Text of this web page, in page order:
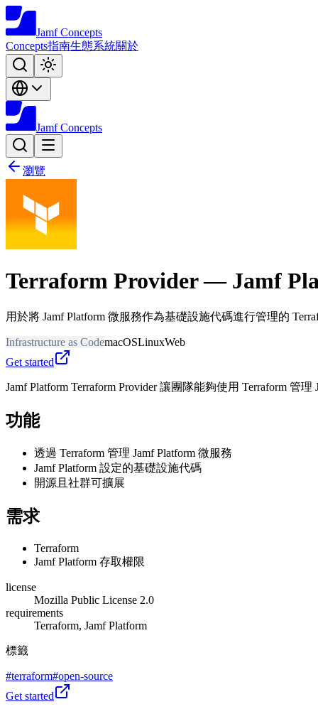
Jamf Concepts
Concepts指南生態系統關於
Jamf Concepts
瀏覽
Terraform Provider — Jamf
用於將 Jamf Platform 微服務作為基礎設施代碼進行管理的
Infrastructure as CodemacOSLinuxWeb
Get started
Jamf Platform Terraform Provider 讓團隊能夠使用 Terraform 管
功能
透過 Terraform 管理 Jamf Platform 微服務
Jamf Platform 設定的基礎設施代碼
開源且社群可擴展
需求
Terraform
Jamf Platform 存取權限
license
Mozilla Public License 2.0
requirements
Terraform, Jamf Platform
標籤
#terraform#open-source
Get started